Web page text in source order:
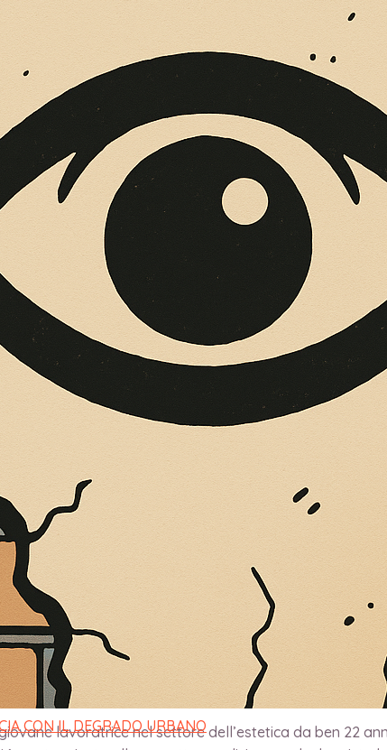
CON IL DEGRADO URBANO
VIVONO LE OPERE SUE
dal lungomare di Terme Vigliatore, sulle pareti giaccio
DEI BEAUTY
vinto il primo premio per “Gestione efficiente delle
durante le giornate del Beauty Days.
lavoratrice nel settore dell’estetica da ben 22